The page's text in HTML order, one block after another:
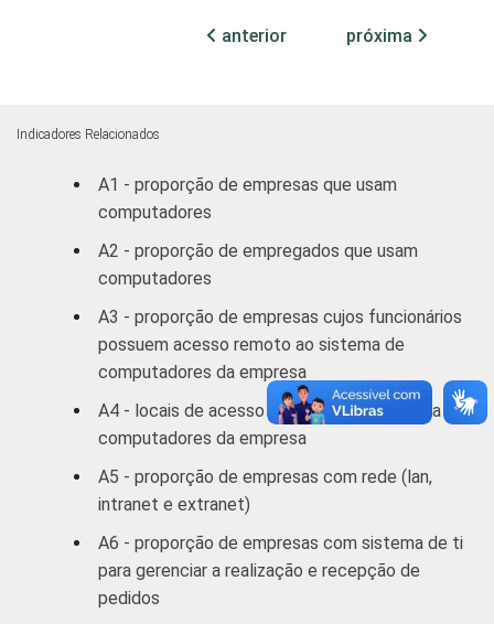
Indústria de
28,55
Reparação de
Transp./
Armaz./
Comunicação
46,32
25,38
Imobiliárias,
aluguel e
serviços
anterior próxima
Indicadores Relacionados
A1 - proporção de empresas que usam
computadores
A2 - proporção de empregados que usam
computadores
A3 - proporção de empresas cujos funcionários
possuem acesso remoto ao sistema de
computadores da empresa
A4 - locais de acesso à distância ao sistema de
computadores da empresa
A5 - proporção de empresas com rede (lan,
intranet e extranet)
A6 - proporção de empresas com sistema de ti
para gerenciar a realização e recepção de
pedidos